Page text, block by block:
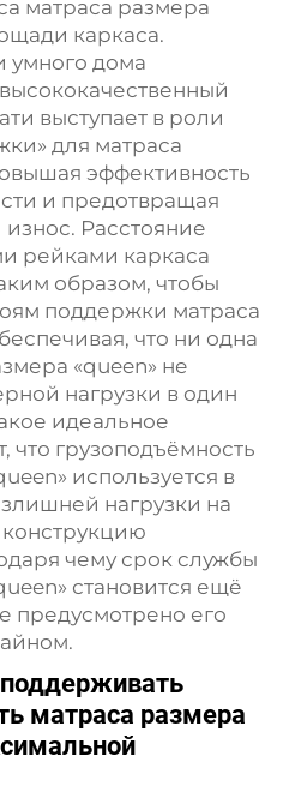
матраса размера
каркаса.
умного дома
выступает в роли
для матраса
эффективность
и предотвращая
Расстояние
рейками каркаса
образом, чтобы
поддержки матраса
что ни одна
«queen» не
нагрузки в один
идеальное
что грузоподъёмность
используется в
нагрузки на
чему срок службы
становится ещё
предусмотрено его
матраса размера